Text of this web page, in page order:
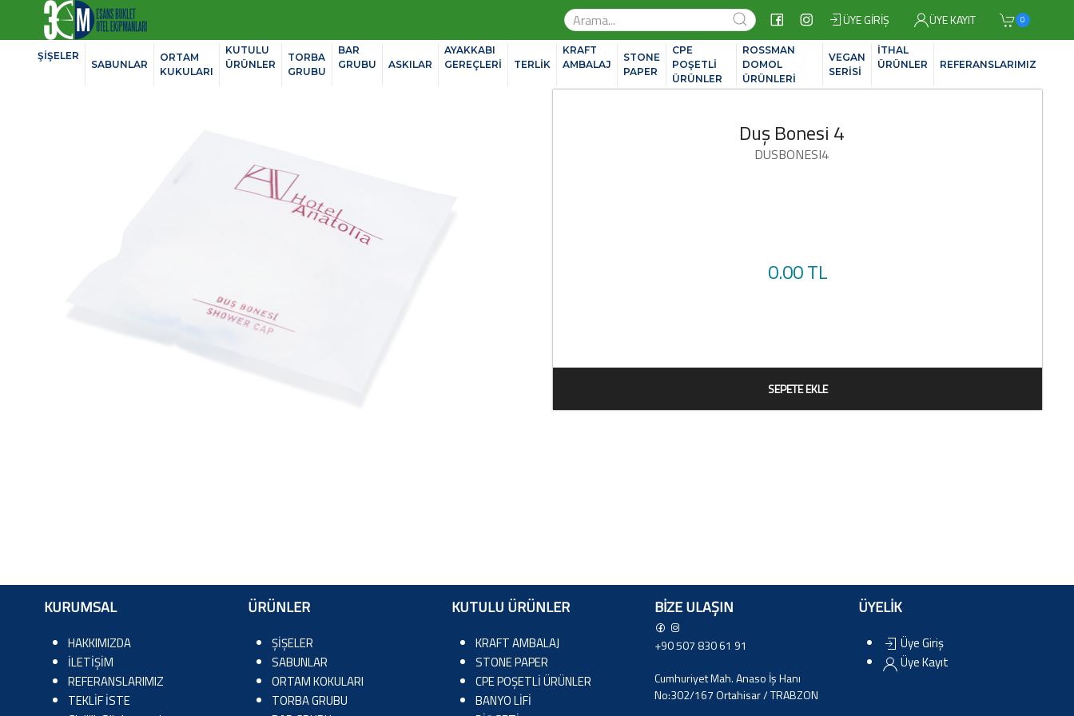
ÜYE GIRIŞ ÜYE KAYIT 0
ŞİŞELER
SABUNLAR
ORTAM
KUKULARI
KUTULU
ÜRÜNLER
TORBA
GRUBU
BAR
GRUBU
ASKILAR
AYAKKABI
GEREÇLERİ
TERLİK
KRAFT
AMBALAJ
STONE
PAPER
CPE
POŞETLİ
ÜRÜNLER
ROSSMAN
DOMOL
ÜRÜNLERİ
VEGAN
SERİSİ
İTHAL
ÜRÜNLER
REFERANSLARIMIZ
Duş Bonesi 4
DUSBONESI4
0.00 TL
SEPETE EKLE
KURUMSAL
HAKKIMIZDA
İLETİŞİM
REFERANSLARIMIZ
TEKLİF İSTE
ÜRÜNLER
ŞİŞELER
SABUNLAR
ORTAM KOKULARI
TORBA GRUBU
KUTULU ÜRÜNLER
KRAFT AMBALAJ
STONE PAPER
CPE POŞETLİ ÜRÜNLER
BANYO LİFİ
BIZE ULAŞIN
+90 507 830 61 91
Cumhuriyet Mah. Anaso İş Hanı
No:302/167 Ortahisar / TRABZON
ÜYELİK
Üye Giriş
Üye Kayıt